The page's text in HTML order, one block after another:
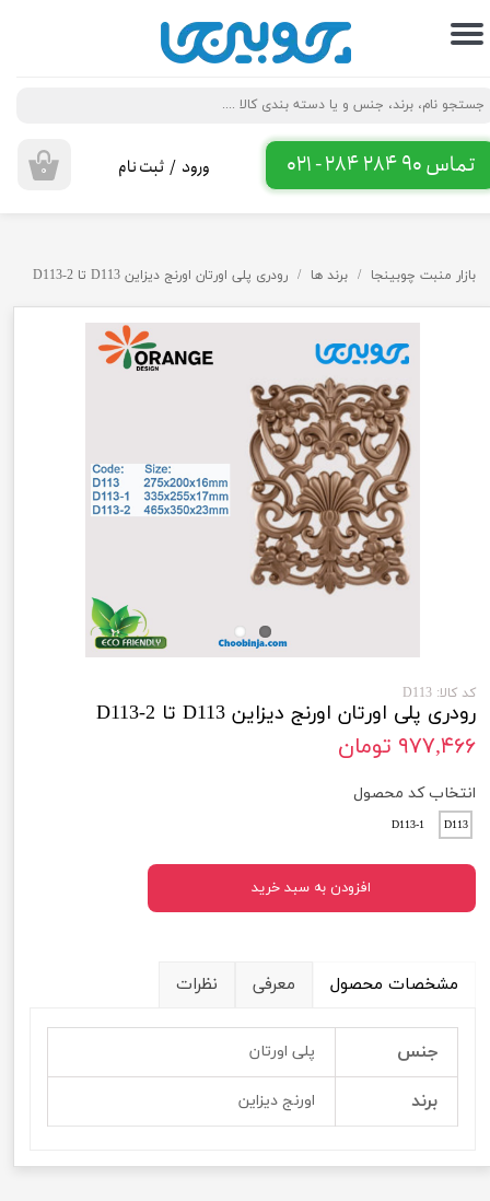
تماس 90 284 284 - 021 ۰ ورود / ثبت نام
حساب کاربری من
تغییر گذر واژه
سفارشات
خروج از حساب کاربری
بازار منبت چوبینجا برند ها رودری پلی اورتان اورنج دیزاین D113 تا D113-2
رودری پلی اورتان اورنج دیزاین D113 تا D113-2
کد کالا: D113
۹۷۷,۴۶۶ تومان
انتخاب کد محصول
D113
D113-1
افزودن به سبد خرید
مشخصات محصول معرفی نظرات
جنس پلی اورتان
برند اورنج دیزاین